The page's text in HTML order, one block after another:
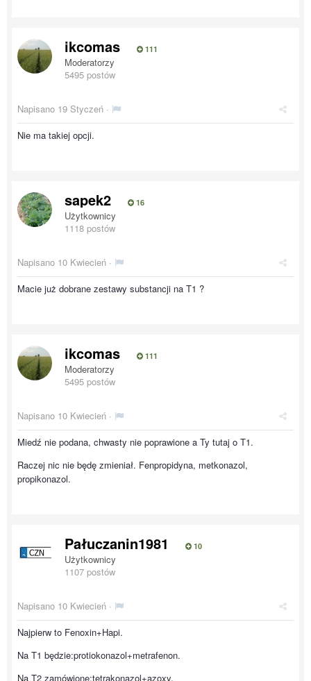
ikcomas 111
Moderatorzy
5495 postów
Napisano 19 Styczeń ·
Nie ma takiej opcji.
sapek2 16
Użytkownicy
1118 postów
Napisano 10 Kwiecień ·
Macie już dobrane zestawy substancji na T1 ?
ikcomas 111
Moderatorzy
5495 postów
Napisano 10 Kwiecień ·
Miedź nie podana, chwasty nie poprawione a Ty tutaj o T1.
Raczej nic nie będę zmieniał. Fenpropidyna, metkonazol,
propikonazol.
Pałuczanin1981 10
Użytkownicy
1107 postów
Napisano 10 Kwiecień ·
Najpierw to Fenoxin+Hapi.
Na T1 będzie:protiokonazol+metrafenon.
Na T2 zamówione:tetrakonazol+azoxy.